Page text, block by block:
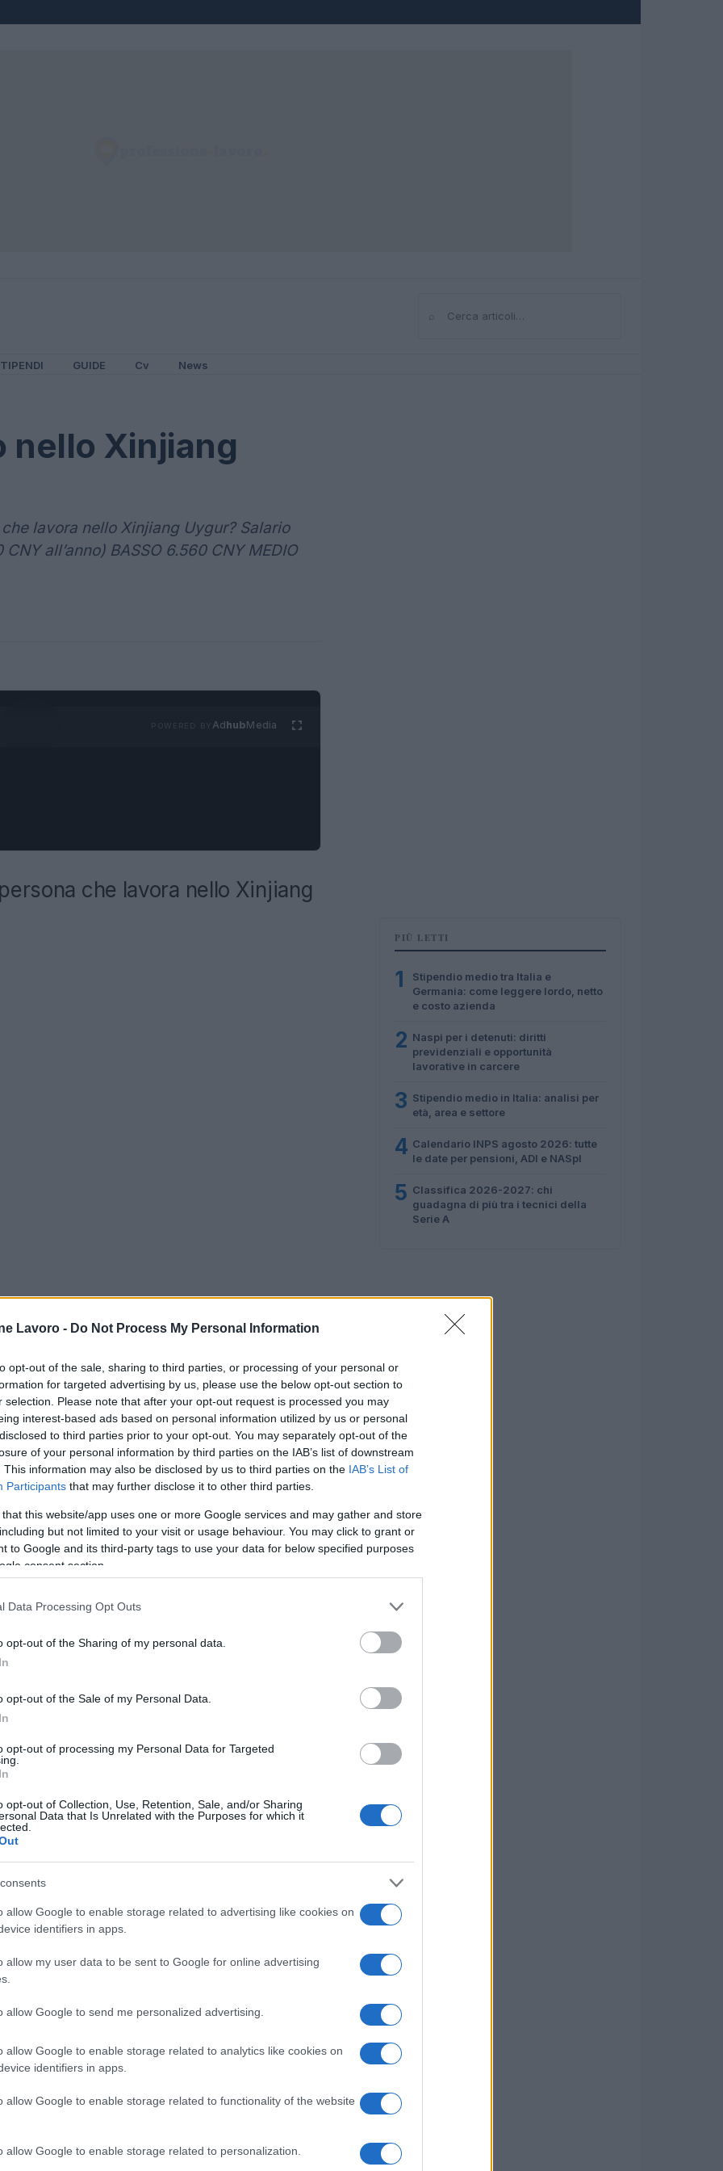
Lavoro - Do Not Process My Personal Information
opt-out of the sale, sharing to third parties, or processing of your personal or
for targeted advertising by us, please use the below opt-out section to
selection. Please note that after your opt-out request is processed you may
interest-based ads based on personal information utilized by us or personal
to third parties prior to your opt-out. You may separately opt-out of the
of your personal information by third parties on the IAB’s list of downstream
This information may also be disclosed by us to third parties on the IAB’s List of
Participants that may further disclose it to other third parties.
that this website/app uses one or more Google services and may gather and store
but not limited to your visit or usage behaviour. You may click to grant or
to Google and its third-party tags to use your data for below specified purposes
consent section.
Data Processing Opt Outs
opt-out of the Sharing of my personal data.
opt-out of the Sale of my Personal Data.
opt-out of processing my Personal Data for Targeted
opt-out of Collection, Use, Retention, Sale, and/or Sharing
Data that Is Unrelated with the Purposes for which it
allow Google to enable storage related to advertising like cookies on
identifiers in apps.
allow my user data to be sent to Google for online advertising
allow Google to send me personalized advertising.
allow Google to enable storage related to analytics like cookies on
identifiers in apps.
allow Google to enable storage related to functionality of the website
allow Google to enable storage related to personalization.
⌕Cerca
GUIDE Cv News
nello Xinjiang
lavora nello Xinjiang Uygur? Salario
all’anno) BASSO 6.560 CNY MEDIO
AdhubMedia
che lavora nello Xinjiang
(media più bassa) a116.000 CNY
più alto).
include alloggio, trasporti e altri benefici. Gli
carriere. Se sei interessato allo stipendio
stipendi per specifici titoli di lavoro.
PIÙ LETTI
1
Stipendio medio tra Italia e
Germania: come leggere lordo, netto
e costo azienda
2 Naspi per i detenuti: diritti
previdenziali e opportunità
lavorative in carcere
3 Stipendio medio in Italia: analisi per
età, area e settore
4 Calendario INPS agosto 2026: tutte
le date per pensioni, ADI e NASpI
5 Classifica 2026-2027: chi
guadagna di più tra i tecnici della
Serie A